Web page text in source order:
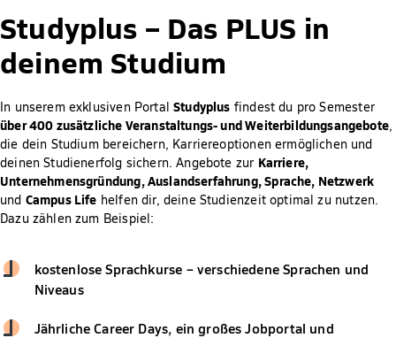
Studyplus – Das PLUS in
deinem Studium
In unserem exklusiven PortalStudyplus findest du pro Semester
über 400 zusätzliche Veranstaltungs- und Weiterbildungsangebote,
die dein Studium bereichern, Karriereoptionen ermöglichen und
deinen Studienerfolg sichern. Angebote zur Karriere,
Unternehmensgründung, Auslandserfahrung, Sprache, Netzwerk
und Campus Life helfen dir, deine Studienzeit optimal zu nutzen.
Dazu zählen zum Beispiel:
kostenlose Sprachkurse – verschiedene Sprachen und
Niveaus
Jährliche Career Days, ein großes Jobportal und